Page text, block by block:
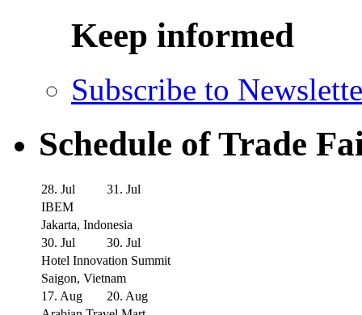
Keep informed
Subscribe to
Schedule of Trade
28. Jul
31. Jul
IBEM
Jakarta, Indonesia
30. Jul
30. Jul
Hotel Innovation Summit
Saigon, Vietnam
17. Aug
20. Aug